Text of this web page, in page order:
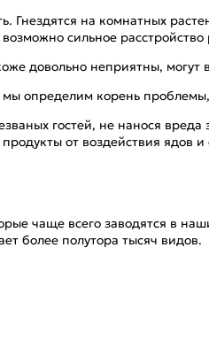
на комнатных
сильное
довольно неприятны, могут
определим корень
гостей, не нанося
от воздействия ядов
чаще всего заводятся в
более полутора тысяч видов.